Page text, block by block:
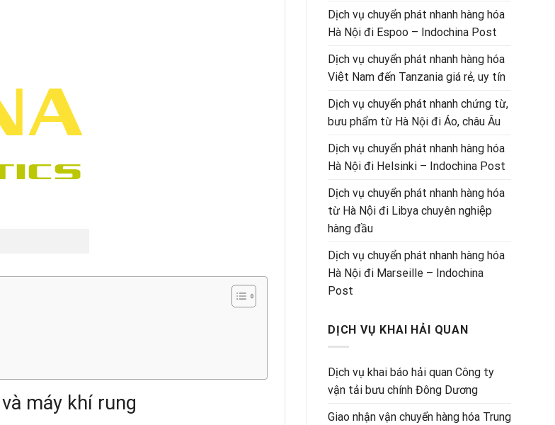
máy khí rung
Dịch vụ chuyển phát nhanh hàng hóa
Hà Nội đi Espoo – Indochina Post
Dịch vụ chuyển phát nhanh hàng hóa
Việt Nam đến Tanzania giá rẻ, uy tín
Dịch vụ chuyển phát nhanh chứng từ,
bưu phẩm từ Hà Nội đi Áo, châu Âu
Dịch vụ chuyển phát nhanh hàng hóa
Hà Nội đi Helsinki – Indochina Post
Dịch vụ chuyển phát nhanh hàng hóa
từ Hà Nội đi Libya chuyên nghiệp
hàng đầu
Dịch vụ chuyển phát nhanh hàng hóa
Hà Nội đi Marseille – Indochina
Post
DỊCH VỤ KHAI HẢI QUAN
Dịch vụ khai báo hải quan Công ty
vận tải bưu chính Đông Dương
Giao nhận vận chuyển hàng hóa Trung